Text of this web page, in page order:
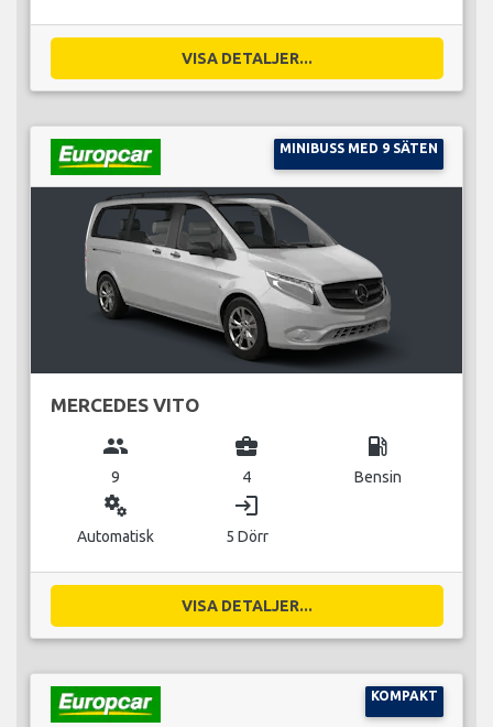
VISA DETALJER...
MINIBUSS MED 9 SÄTEN
MERCEDES VITO
group
9
business_center
4
local_gas_station
Bensin
miscellaneous_services
Automatisk
login
5 Dörr
VISA DETALJER...
KOMPAKT